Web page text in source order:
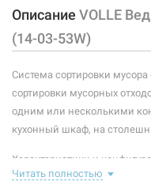
Тип монтажа:
Количество секций:
Описание VOLLE
(14-03-53W)
Система сортировки
сортировки мусорных
одним или несколькими
кухонный шкаф, на
Характеристики и
товара могут изменяться
Читать полностью